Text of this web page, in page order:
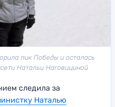
пик Победы и осталась
Натальи Наговициной
следила за
Наталью